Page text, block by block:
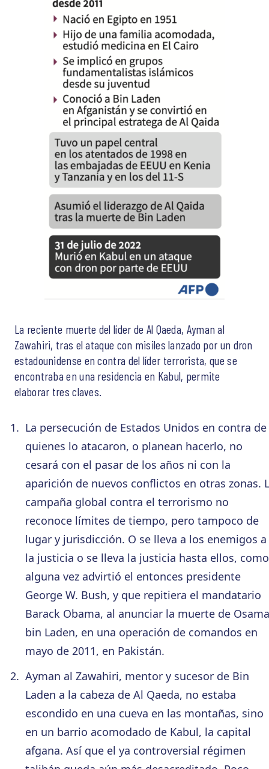
La reciente muerte del líder de Al Qaeda, Ayman al
Zawahiri, tras el ataque con misiles lanzado por un dron
estadounidense en contra del líder terrorista, que se
encontraba en una residencia en Kabul, permite
elaborar tres claves.
La persecución de Estados Unidos en contra de
quienes lo atacaron, o planean hacerlo, no
cesará con el pasar de los años ni con la
aparición de nuevos conflictos en otras zonas.
campaña global contra el terrorismo no
reconoce límites de tiempo, pero tampoco de
lugar y jurisdicción. O se lleva a los enemigos a
la justicia o se lleva la justicia hasta ellos, como
alguna vez advirtió el entonces presidente
George W. Bush, y que repitiera el mandatario
Barack Obama, al anunciar la muerte de Osama
bin Laden, en una operación de comandos en
mayo de 2011, en Pakistán.
Ayman al Zawahiri, mentor y sucesor de Bin
Laden a la cabeza de Al Qaeda, no estaba
escondido en una cueva en las montañas, sino
en un barrio acomodado de Kabul, la capital
afgana. Así que el ya controversial régimen